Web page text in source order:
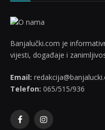
Banjalučki.com je
vijesti, događaje i
Email:
Telefon: 065/515/936
FacebookInstagram